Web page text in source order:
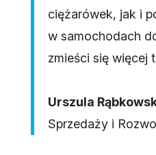
ciężarówek, jak i
w samochodach
zmieści się więcej
Urszula
Sprzedaży i